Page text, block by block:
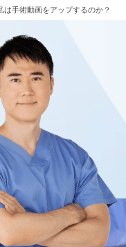
手術動画をアップするのか？